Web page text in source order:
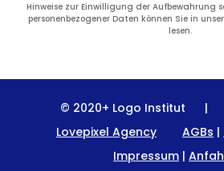
Hinweise zur Einwilligung der Aufbewahrung
personenbezogener Daten können Sie in
lesen.
© 2020+ Logo Institut |
Lovepixel Agency
AGBs |
Impressum|